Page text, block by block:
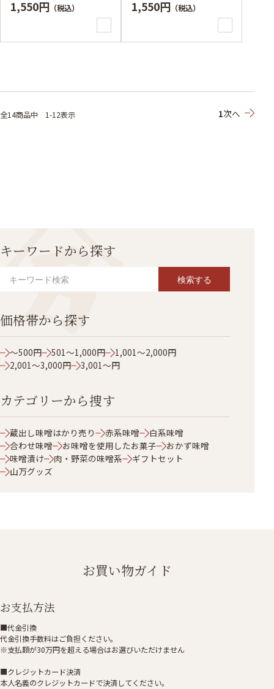
1,550円 （税込） 1,550円 （税込）
全14商品中 1-12表示 1次へ
キーワードから探す
検索する
価格帯から探す
～500円 501～1,000円
1,001～2,000円
2,001～3,000円
3,001～円
カテゴリーから捜す
蔵出し味噌はかり売り 赤系味噌
白系味噌
合わせ味噌
お味噌を使用したお菓子
おかず味噌
味噌漬け
肉・野菜の味噌系
ギフトセット
山万グッズ
お買い物ガイド
お支払方法
■代金引換
代金引換手数料はご負担ください。
※支払額が30万円を超える場合はお選びいただけません
■クレジットカード決済
本人名義のクレジットカードで決済してください。